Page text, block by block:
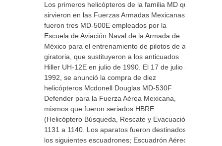
Los primeros helicópteros de la familia MD que
sirvieron en las Fuerzas Armadas Mexicanas
fueron tres MD-500E empleados por la
Escuela de Aviación Naval de la Armada de
México para el entrenamiento de pilotos de ala
giratoria, que sustituyeron a los anticuados
Hiller UH-12E en julio de 1990. El 17 de julio de
1992, se anunció la compra de diez
helicópteros Mcdonell Douglas MD-530F
Defender para la Fuerza Aérea Mexicana,
mismos que fueron seriados HBRE
(Helicóptero Búsqueda, Rescate y Evacuación)
1131 a 1140. Los aparatos fueron destinados a
los siguientes escuadrones; Escuadrón Aéreo